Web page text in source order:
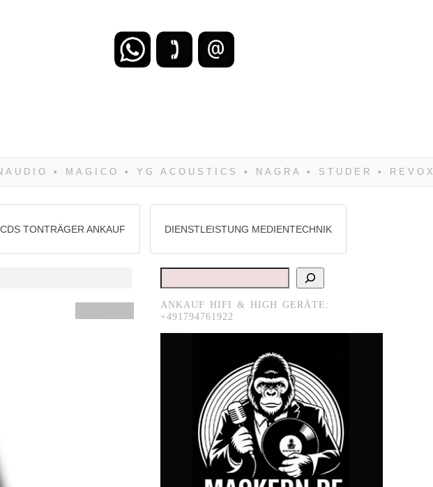
TONTRÄGER ANKAUF DIENSTLEISTUNG MEDIENTECHNIK
Suchen
ANKAUF HIFI & HIGH GERÄTE:
+491794761922